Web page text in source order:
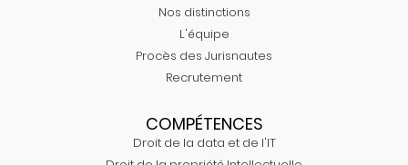
Nos distinctions
L'équipe
Procès des Jurisnautes
Recrutement
COMPÉTENCES
Droit de la data et de l'IT